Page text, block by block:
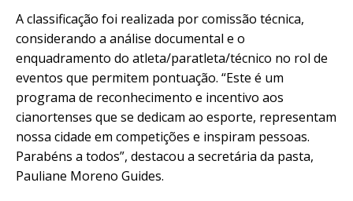
A classificação foi realizada por comissão técnica,
considerando a análise documental e o
enquadramento do atleta/paratleta/técnico no rol de
eventos que permitem pontuação. “Este é um
programa de reconhecimento e incentivo aos
cianortenses que se dedicam ao esporte, representam
nossa cidade em competições e inspiram pessoas.
Parabéns a todos”, destacou a secretária da pasta,
Pauliane Moreno Guides.